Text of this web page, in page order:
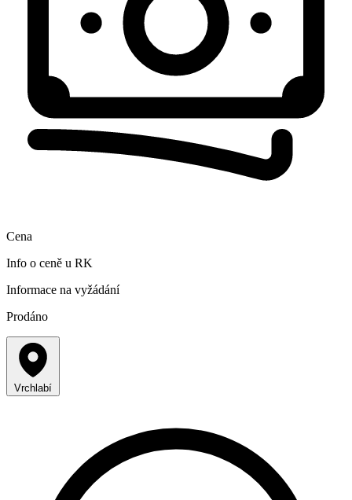
Cena
Info o ceně u RK
Informace na vyžádání
Prodáno
Vrchlabí